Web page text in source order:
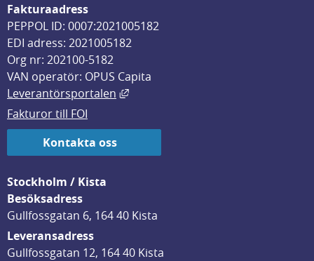
Fakturaadress
PEPPOL ID: 0007:2021005182
EDI adress: 2021005182
Org nr: 202100-5182
VAN operatör: OPUS Capita
Leverantörsportalen
Länk till annan webbplats, öppnas
Fakturor till FOI
Kontakta oss
Stockholm / Kista
Besöksadress
Gullfossgatan 6, 164 40 Kista
Leveransadress
Gullfossgatan 12, 164 40 Kista